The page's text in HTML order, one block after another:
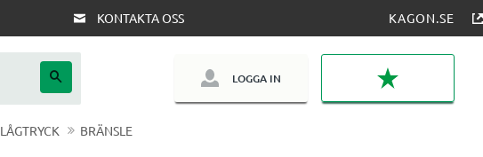
KONTAKTA OSS KAGON.SE
LOGGA IN
LÅGTRYCK BRÄNSLE